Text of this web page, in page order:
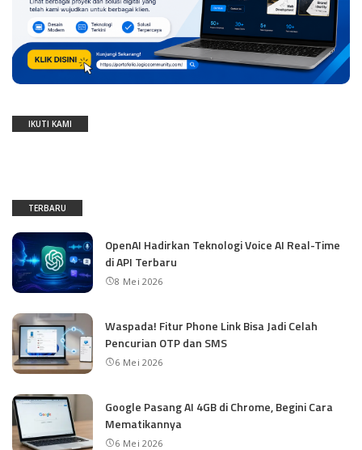
IKUTI KAMI
TERBARU
OpenAI Hadirkan Teknologi Voice AI Real-Time
di API Terbaru
8 Mei 2026
Waspada! Fitur Phone Link Bisa Jadi Celah
Pencurian OTP dan SMS
6 Mei 2026
Google Pasang AI 4GB di Chrome, Begini Cara
Mematikannya
6 Mei 2026